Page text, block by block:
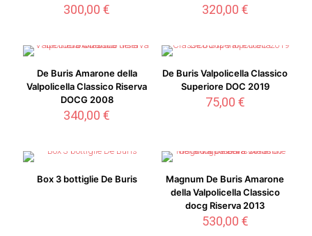
300,00€ 320,00 €
De Buris Amarone della
Valpolicella Classico Riserva
DOCG 2008
340,00€
De Buris Valpolicella Classico
Superiore DOC 2019
75,00 €
Box 3 bottiglie De Buris
Magnum De Buris Amarone
della Valpolicella Classico
docg Riserva 2013
530,00 €